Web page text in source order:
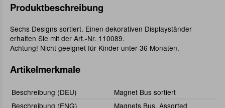
Produktbeschreibung
Sechs Designs sortiert. Einen dekorativen Displayständer
erhalten Sie mit der Art.-Nr. 110089.
Achtung! Nicht geeignet für Kinder unter 36 Monaten.
Artikelmerkmale
Beschreibung (DEU)
Magnet Bus sortiert
Beschreibung (ENG)
Magnets Bus, Assorted